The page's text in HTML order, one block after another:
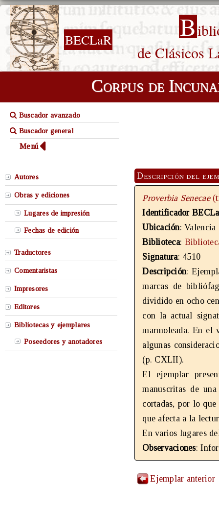
BECLaR B
de Clásicos
Corpus de
Buscador avanzado
Buscador general
Menú
Autores
Obras y ediciones
Lugares de impresión
Fechas de edición
Traductores
Comentaristas
Impresores
Editores
Bibliotecas y ejemplares
Poseedores y anotadores
Descripción del
Proverbia Senecae
Identificador
Ubicación: Valencia
Biblioteca:
Signatura: 4510
Descripción:
marcas de
dividido en ocho
con la actual
marmoleada. En el
algunas
(p. CXLII).
El ejemplar
manuscritas de
cortadas, por lo
que afecta a la
En varios lugares
Observaciones:
Ejemplar anterior